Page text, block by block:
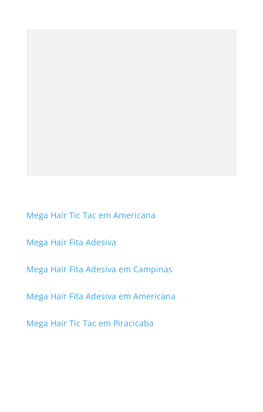
Mega Hair Tic Tac em Americana
Mega Hair Fita Adesiva
Mega Hair Fita Adesiva em Campinas
Mega Hair Fita Adesiva em Americana
Mega Hair Tic Tac em Piracicaba